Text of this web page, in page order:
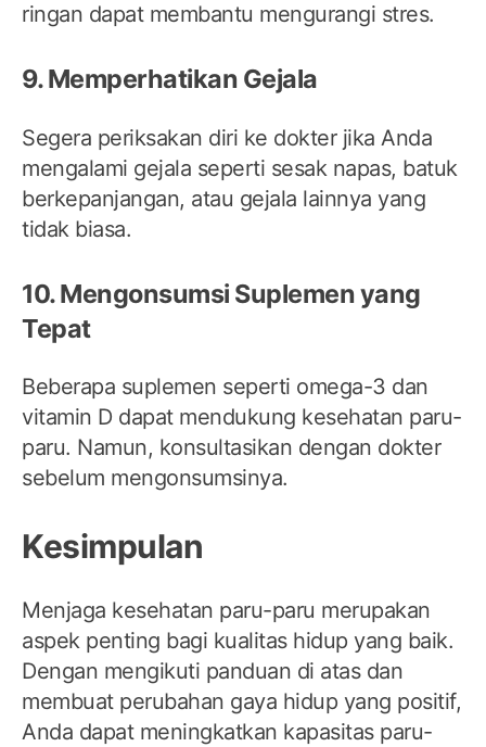
ringan dapat membantu mengurangi stres.
9. Memperhatikan Gejala
Segera periksakan diri ke dokter jika Anda
mengalami gejala seperti sesak napas, batuk
berkepanjangan, atau gejala lainnya yang
tidak biasa.
10. Mengonsumsi Suplemen yang
Tepat
Beberapa suplemen seperti omega-3 dan
vitamin D dapat mendukung kesehatan paru-
paru. Namun, konsultasikan dengan dokter
sebelum mengonsumsinya.
Kesimpulan
Menjaga kesehatan paru-paru merupakan
aspek penting bagi kualitas hidup yang baik.
Dengan mengikuti panduan di atas dan
membuat perubahan gaya hidup yang positif,
Anda dapat meningkatkan kapasitas paru-